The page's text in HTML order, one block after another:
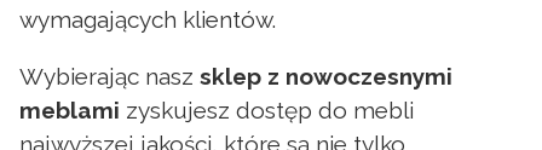
wymagających klientów.
Wybierając nasz sklep z nowoczesnymi
meblami zyskujesz dostęp do mebli
najwyższej jakości, które są nie tylko